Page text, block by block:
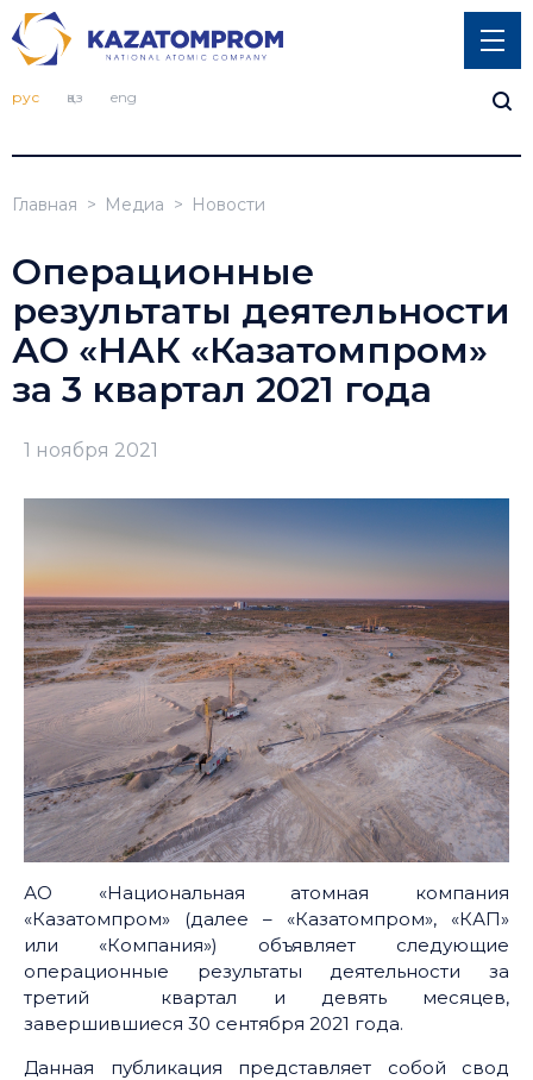
рус қаз eng
Главная Медиа Новости
Операционные
результаты деятельности
АО «НАК «Казатомпром»
за 3 квартал 2021 года
1 ноября 2021
АО «Национальная атомная компания
«Казатомпром» (далее – «Казатомпром», «КАП»
или «Компания») объявляет следующие
операционные результаты деятельности за
третий квартал и девять месяцев,
завершившиеся 30 сентября 2021 года.
Данная публикация представляет собой свод